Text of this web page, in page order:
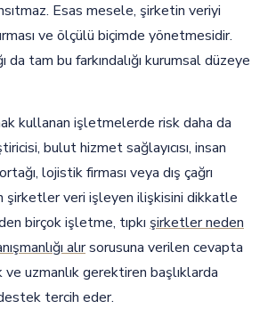
Esas mesele, şirketin veriyi
ve ölçülü biçimde yönetmesidir.
da tam bu farkındalığı kurumsal düzeye
kullanan işletmelerde risk daha da
bulut hizmet sağlayıcısı, insan
lojistik firması veya dış çağrı
şirketler veri işleyen ilişkisini dikkatle
birçok işletme, tıpkı şirketler neden
alırsorusuna verilen cevapta
uzmanlık gerektiren başlıklarda
tercih eder.